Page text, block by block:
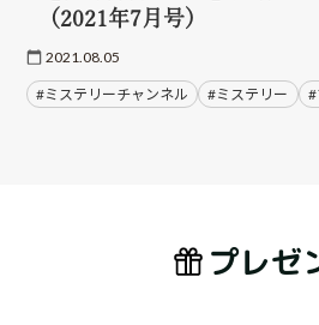
（2021年7月号）
2021.08.05
#ミステリーチャンネル #ミステリー #
プレゼ